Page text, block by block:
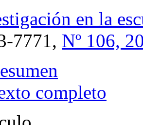
en la
7771, Nº 106,
completo